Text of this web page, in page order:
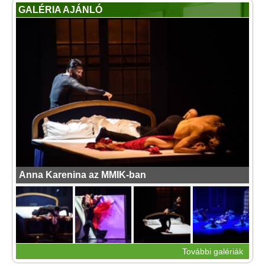
GALÉRIA AJÁNLÓ
Anna Karenina az MMIK-ban
További galériák